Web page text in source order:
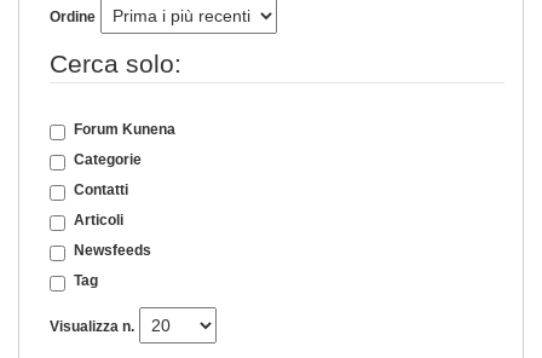
Ordine
Cerca solo:
Forum Kunena
Categorie
Contatti
Articoli
Newsfeeds
Tag
Visualizza n.